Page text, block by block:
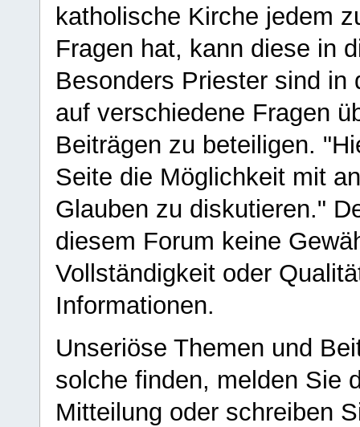
katholische Kirche jedem
Fragen hat, kann diese in
Besonders Priester sind in
auf verschiedene Fragen
Beiträgen zu beteiligen.
Seite die Möglichkeit mit
Glauben zu diskutieren."
diesem Forum keine
Vollständigkeit oder
Informationen.
Unseriöse Themen und
solche finden, melden Sie
Mitteilung oder schreiben